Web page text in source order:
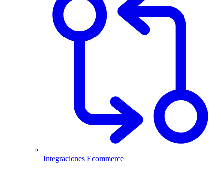
Integraciones Ecommerce